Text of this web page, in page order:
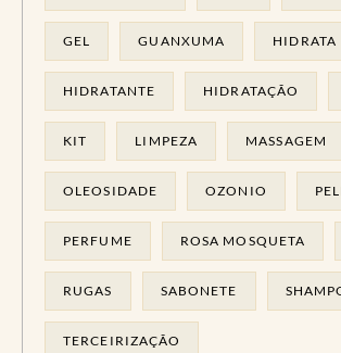
GEL GUANXUMA HIDRATA
HIDRATANTE HIDRATAÇÃO
KIT LIMPEZA MASSAGEM
OLEOSIDADE OZONIO
PERFUME ROSA MOSQUETA
RUGAS SABONETE
TERCEIRIZAÇÃO